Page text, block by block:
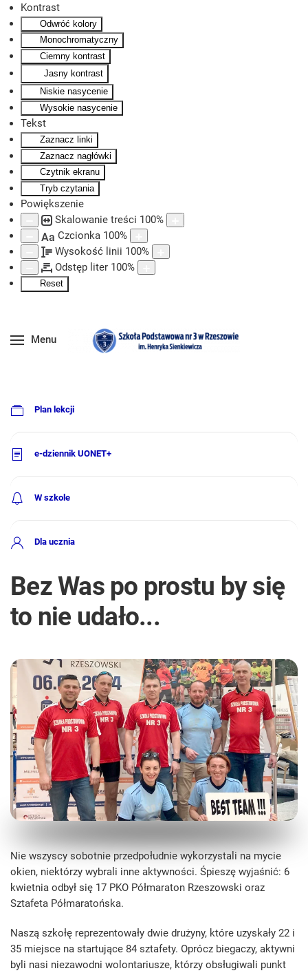
Kontrast
Odwróć kolory
Monochromatyczny
Ciemny kontrast
Jasny kontrast
Niskie nasycenie
Wysokie nasycenie
Tekst
Zaznacz linki
Zaznacz nagłówki
Czytnik ekranu
Tryb czytania
Powiększenie
Skalowanie treści 100%
Aa Czcionka 100%
Wysokość linii 100%
Odstęp liter 100%
Reset
Skip to main content
Menu
Plan lekcji
e-dziennik UONET+
W szkole
Dla ucznia
Bez Was po prostu by się
to nie udało...
Nie wszyscy sobotnie przedpołudnie wykorzystali na mycie
okien, niektórzy wybrali inne aktywności. Śpieszę wyjaśnić: 6
kwietnia odbył się 17 PKO Półmaraton Rzeszowski oraz
Sztafeta Półmaratońska.
Naszą szkołę reprezentowały dwie drużyny, które uzyskały 22 i
35 miejsce na startujące 84 sztafety. Oprócz biegaczy, aktywni
byli nasi niezawodni wolontariusze, którzy obsługiwali punkt